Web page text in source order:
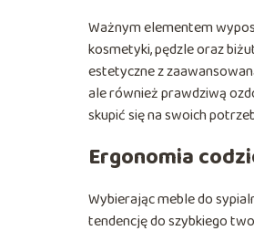
Ważnym elementem
kosmetyki, pędzle oraz
estetyczne z
ale również prawdziwą
skupić się na swoich
Ergonomia
Wybierając meble do
tendencję do szybkiego